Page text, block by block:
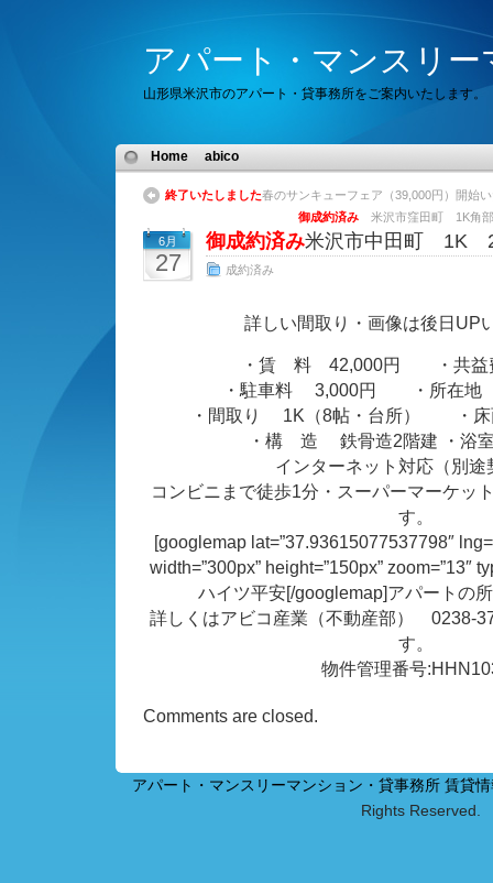
アパート・マンスリ
山形県米沢市のアパート・貸事務所をご案内いたします。
Home abico
終了いたしました春のサンキューフェア（39,000円）開始
御成約済み 米沢市窪田町 1K角
6月
27
御成約済み米沢市中田町 1K
成約済み
詳しい間取り・画像は後日UP
・賃 料 42,000円 ・共益
・駐車料 3,000円 ・所在地
・間取り 1K（8帖・台所） ・
・構 造 鉄骨造2階建 ・浴
インターネット対応（別途
コンビニまで徒歩1分・スーパーマーケッ
す。
[googlemap lat=”37.93615077537798″
width=”300px” height=”150px” zoom=”13″
ハイツ平安[/googlemap]アパートの
詳しくはアビコ産業（不動産部） 0238-
す。
物件管理番号
Comments are closed.
アパート・マンスリーマンション・貸事務所 賃貸
Rights Reserved.